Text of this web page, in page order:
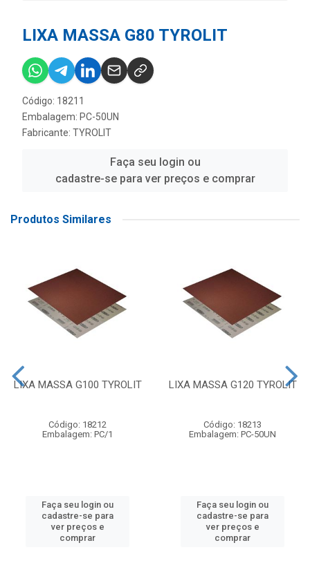
LIXA MASSA G80 TYROLIT
Código: 18211
Embalagem: PC-50UN
Fabricante: TYROLIT
Faça seu login ou
cadastre-se para ver preços e comprar
Produtos Similares
LIXA MASSA G100 TYROLIT
Código: 18212
Embalagem: PC/1
Faça seu login ou
cadastre-se para
ver preços e
comprar
LIXA MASSA G120 TYROLIT
Código: 18213
Embalagem: PC-50UN
Faça seu login ou
cadastre-se para
ver preços e
comprar